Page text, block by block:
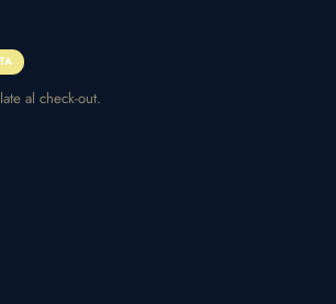
al check-out.